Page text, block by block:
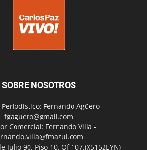
SOBRE NOSOTROS
Fernando Agüero -
fgaguero@gmail.com
Comercial: Fernando Villa -
Julio 90. Piso 10. Of 107.(X5152EYN)